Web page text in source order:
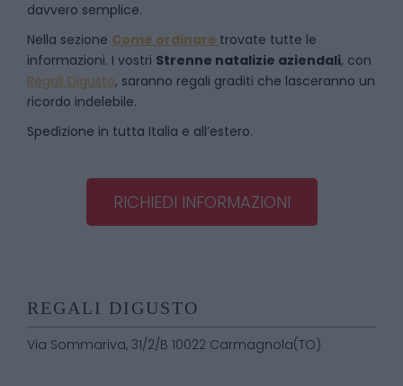
davvero semplice.
Nella sezione Come ordinare trovate tutte le
informazioni. I vostri Strenne natalizie aziendali, con
Regali Digusto, saranno regali graditi che lasceranno un
ricordo indelebile.
Spedizione in tutta Italia e all’estero.
RICHIEDI INFORMAZIONI
REGALI DIGUSTO
Via Sommariva, 31/2/B 10022 Carmagnola(TO)